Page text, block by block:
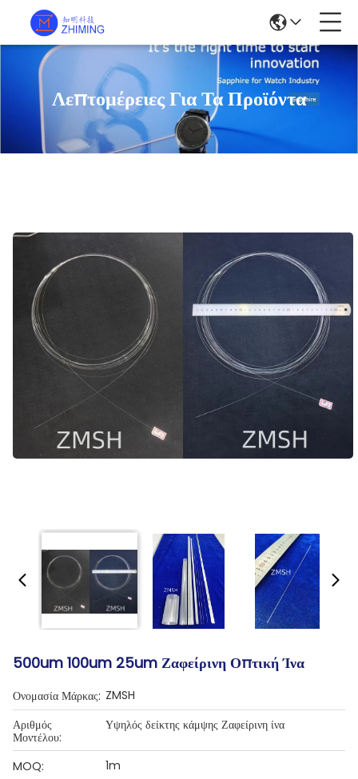
Λεπτομέρειες Για Τα Προϊόντα
500um 100um 25um Ζαφείρινη Οπτική Ίνα
Ονομασία Μάρκας: ZMSH
Αριθμός
Μοντέλου:
Υψηλός δείκτης κάμψης Ζαφείρινη ίνα
MOQ:
1m